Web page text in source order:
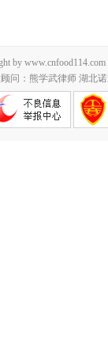
by
问：熊学武律师 湖北